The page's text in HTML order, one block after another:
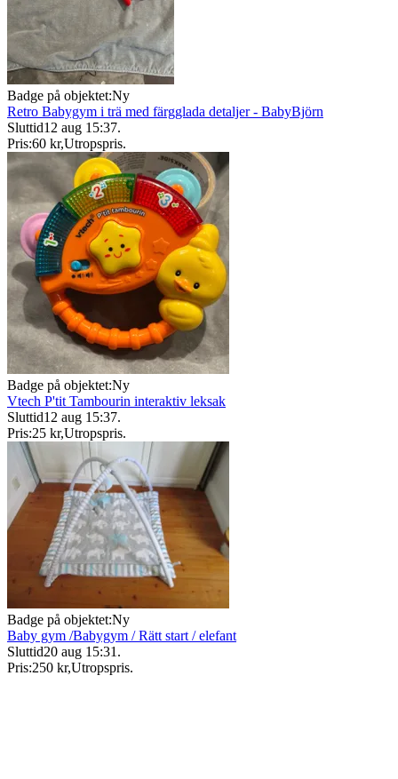
Badge på objektet:Ny
Retro Babygym i trä med färgglada detaljer - BabyBjörn
Sluttid12 aug 15:37.
Pris:60 kr,Utropspris.
Badge på objektet:Ny
Vtech P'tit Tambourin interaktiv leksak
Sluttid12 aug 15:37.
Pris:25 kr,Utropspris.
Badge på objektet:Ny
Baby gym /Babygym / Rätt start / elefant
Sluttid20 aug 15:31 .
Pris:250 kr,Utropspris.